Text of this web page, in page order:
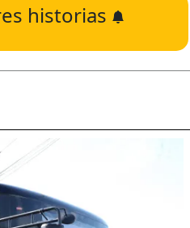
historias